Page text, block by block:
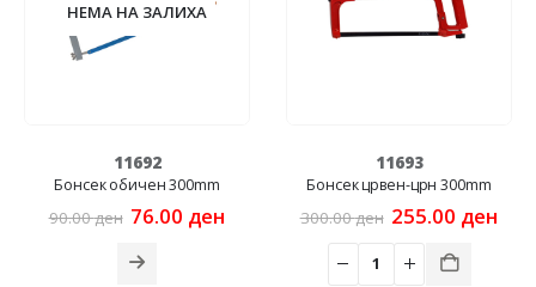
НЕМА НА ЗАЛИХА
11692
Бонсек обичен 300mm
90.00ден Original
was:
90.00 ден.
76.00 ден Current
11693
Бонсек црвен-црн 300mm
300.00ден Original
was:
300.00 ден.
255.00 ден